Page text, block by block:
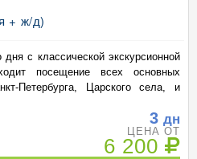
+ ж/д)
с классической экскурсионной
посещение всех основных
Петербурга, Царского села, и
3 дн
ЦЕНА ОТ
6 200